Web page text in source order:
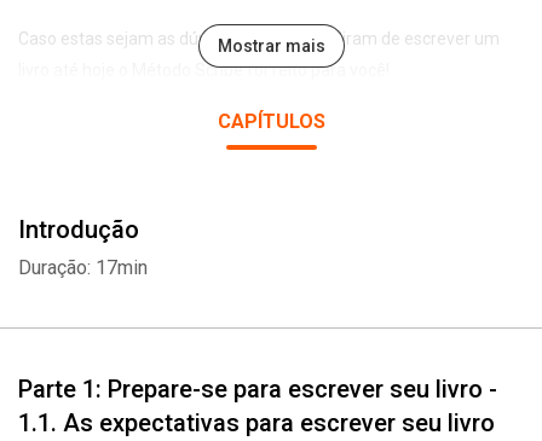
Caso estas sejam as dúvidas que te impediram de escrever um
livro até hoje o Método Scribe foi feito para você!
Zack Obron e Tucker Max desenvolveram esse método para
você aprenderá todos os passos necessários para escrever um
livro de sucesso.
Mostrar mais
CAPÍTULOS
Introdução
Duração: 17min
Parte 1: Prepare-se para escrever seu livro -
1.1. As expectativas para escrever seu livro